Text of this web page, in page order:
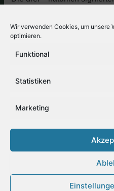
Wir verwenden Cookies, um unsere
optimieren.
Funktional
Statistiken
Marketing
ausgeliehen werden.